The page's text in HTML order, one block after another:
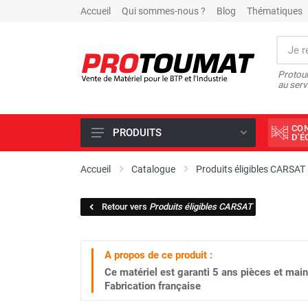
Accueil Qui sommes-nous ? Blog Thématiques
au
PROMOTIONS D'USINE
SCIAGE ET FORAGE
TRAVAIL DU BÉTON
MALAXEUR
PRODUITS
Accueil Catalogue Produits éligibles CARSAT
Retour vers Produits éligibles CARSAT
A propos de ce produit :
Ce matériel est garanti 5 ans pièces et
Fabrication française